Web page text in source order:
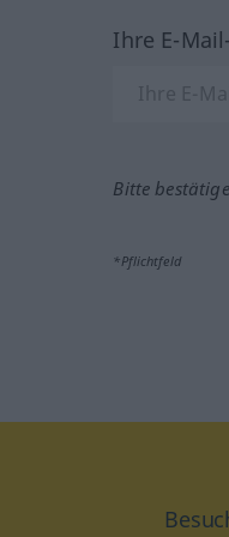
Ihre E-
Bitte
*Pflichtfeld